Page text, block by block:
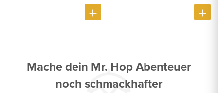
Mache dein Mr. Hop Abenteuer
noch schmackhafter